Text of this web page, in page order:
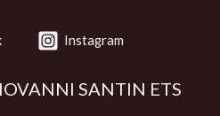
Instagram
SANTIN ETS